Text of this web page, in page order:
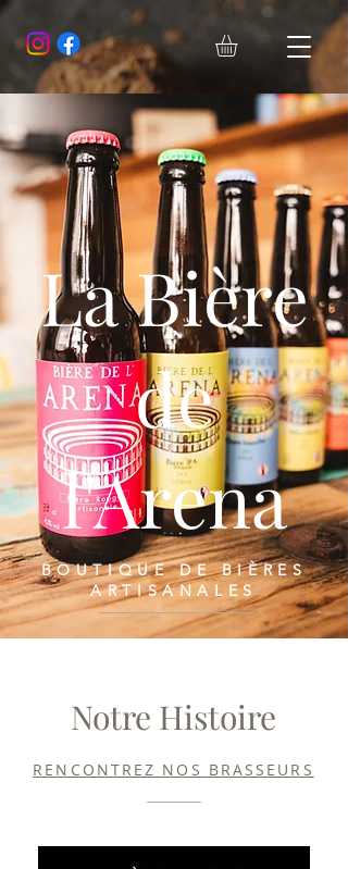
La Bière
de
l'Arena
BOUTIQUE DE BIÈRES
ARTISANALES
Notre Histoire
RENCONTREZ NOS BRASSEURS